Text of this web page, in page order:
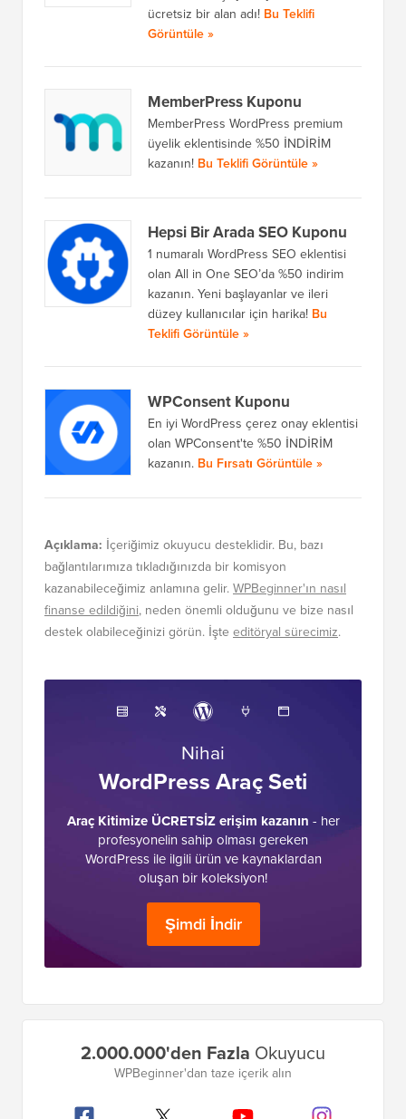
ücretsiz bir alan adı! Bu Teklifi
Görüntüle »
MemberPress Kuponu
MemberPress WordPress premium
üyelik eklentisinde %50 İNDİRİM
kazanın! Bu Teklifi Görüntüle »
Hepsi Bir Arada SEO Kuponu
1 numaralı WordPress SEO eklentisi
olan All in One SEO’da %50 indirim
kazanın. Yeni başlayanlar ve ileri
düzey kullanıcılar için harika! Bu
Teklifi Görüntüle »
WPConsent Kuponu
En iyi WordPress çerez onay eklentisi
olan WPConsent'te %50 İNDİRİM
kazanın. Bu Fırsatı Görüntüle »
Açıklama: İçeriğimiz okuyucu desteklidir. Bu, bazı
bağlantılarımıza tıkladığınızda bir komisyon
kazanabileceğimiz anlamına gelir.WPBeginner'ın nasıl
finanse edildiğini, neden önemli olduğunu ve bize nasıl
destek olabileceğinizi görün. İşte editöryal sürecimiz.
Nihai
WordPress Araç Seti
Araç Kitimize ÜCRETSİZ erişim kazanın - her
profesyonelin sahip olması gereken
WordPress ile ilgili ürün ve kaynaklardan
oluşan bir koleksiyon!
Şimdi İndir
2.000.000'den Fazla Okuyucu
WPBeginner'dan taze içerik alın